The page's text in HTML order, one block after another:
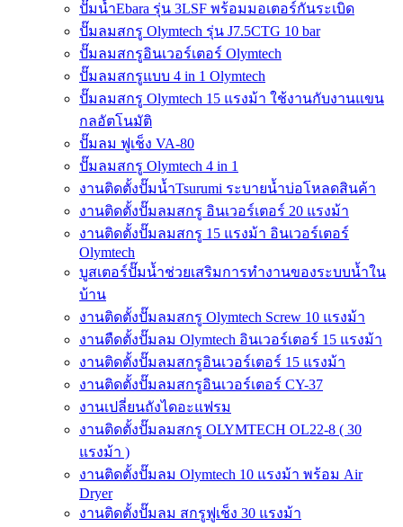
ปั๊มน้ำEbara รุ่น 3LSF พร้อมมอเตอร์กันระเบิด
ปั๊มลมสกรู Olymtech รุ่น J7.5CTG 10 bar
ปั๊มลมสกรูอินเวอร์เตอร์ Olymtech
ปั๊มลมสกรูแบบ 4 in 1 Olymtech
ปั๊มลมสกรู Olymtech 15 แรงม้า ใช้งานกับงานแขน
กลอัตโนมัติ
ปั๊มลม ฟูเช็ง VA-80
ปั๊มลมสกรู Olymtech 4 in 1
งานติดตั้งปั๊มน้ำTsurumi ระบายน้ำบ่อโหลดสินค้า
งานติดตั้งปั๊มลมสกรู อินเวอร์เตอร์ 20 แรงม้า
งานติดตั้งปั๊มลมสกรู 15 แรงม้า อินเวอร์เตอร์
Olymtech
บูสเตอร์ปั๊มน้ำช่วยเสริมการทำงานของระบบน้ำใน
บ้าน
งานติดตั้งปั๊มลมสกรู Olymtech Screw 10 แรงม้า
งานตืดตั้งปั๊มลม Olymtech อินเวอร์เตอร์ 15 แรงม้า
งานติดตั้งปั๊มลมสกรูอินเวอร์เตอร์ 15 แรงม้า
งานติดตั้งปั๊มลมสกรูอินเวอร์เตอร์ CY-37
งานเปลี่ยนถังไดอะแฟรม
งานติดตั้งปั๊มลมสกรู OLYMTECH OL22-8 ( 30
แรงม้า )
งานติดตั้งปั๊มลม Olymtech 10 แรงม้า พร้อม Air
Dryer
งานติดตั้งปั๊มลม สกรูฟูเช็ง 30 แรงม้า